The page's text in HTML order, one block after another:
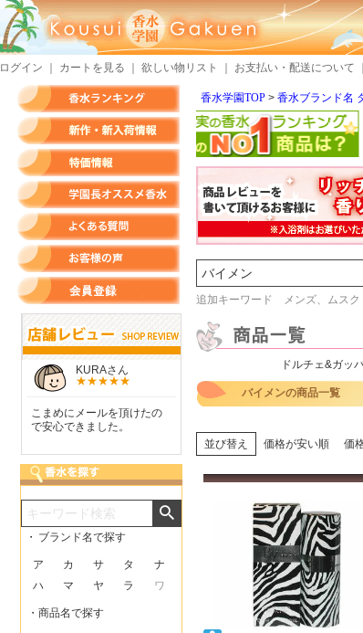
ログイン カートを見る 欲しい物リスト お支払い・配送について
香水学園TOP 香水ブランド名
検索
追加キーワード メンズ、ムス
ドルチェ&ガッ
バイメンの商品一覧
並び替え 価格が安い順 価
KURAさん
こまめにメールを頂けたの
で安心できました。
しらすさん
もらいます！
た
・ ブランド名で探す
ア カ サ タ
ナ
ハ
マ ヤ ラ ワ
・商品名で探す